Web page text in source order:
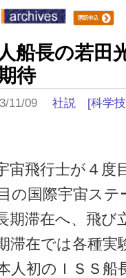
船長の若田
待
11/09社説 [科学
飛行士が４度
の国際宇宙ステ
長期滞在へ、飛
滞在では各種実
人初のＩＳＳ船